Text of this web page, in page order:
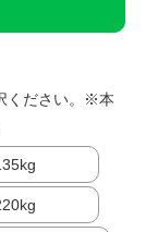
ください。※本